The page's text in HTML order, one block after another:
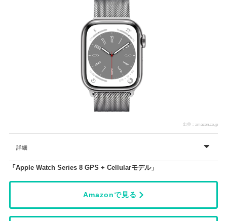
出典：amazon.co.jp
詳細
「Apple Watch Series 8 GPS + Cellularモデル」
Amazonで見る